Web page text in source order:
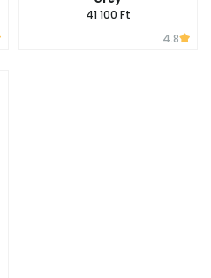
41 100 Ft
4.8